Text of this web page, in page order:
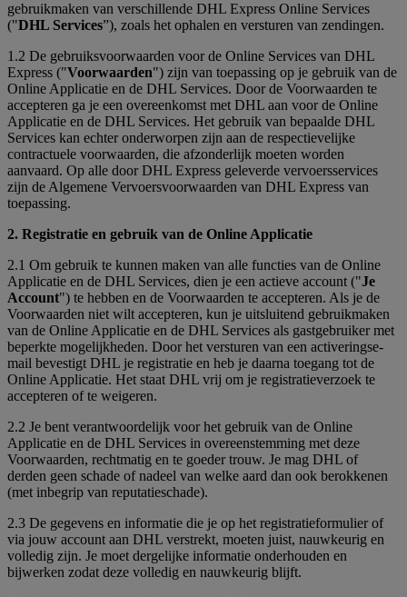
gebruikmaken van verschillende DHL Express Online Services
("DHL Services”), zoals het ophalen en versturen van zendingen.
1.2 De gebruiksvoorwaarden voor de Online Services van DHL
Express ("Voorwaarden") zijn van toepassing op je gebruik van de
Online Applicatie en de DHL Services. Door de Voorwaarden te
accepteren ga je een overeenkomst met DHL aan voor de Online
Applicatie en de DHL Services. Het gebruik van bepaalde DHL
Services kan echter onderworpen zijn aan de respectievelijke
contractuele voorwaarden, die afzonderlijk moeten worden
aanvaard. Op alle door DHL Express geleverde vervoersservices
zijn de Algemene Vervoersvoorwaarden van DHL Express van
toepassing.
2. Registratie en gebruik van de Online Applicatie
2.1 Om gebruik te kunnen maken van alle functies van de Online
Applicatie en de DHL Services, dien je een actieve account ("Je
Account") te hebben en de Voorwaarden te accepteren. Als je de
Voorwaarden niet wilt accepteren, kun je uitsluitend gebruikmaken
van de Online Applicatie en de DHL Services als gastgebruiker met
beperkte mogelijkheden. Door het versturen van een activeringse-
mail bevestigt DHL je registratie en heb je daarna toegang tot de
Online Applicatie. Het staat DHL vrij om je registratieverzoek te
accepteren of te weigeren.
2.2 Je bent verantwoordelijk voor het gebruik van de Online
Applicatie en de DHL Services in overeenstemming met deze
Voorwaarden, rechtmatig en te goeder trouw. Je mag DHL of
derden geen schade of nadeel van welke aard dan ook berokkenen
(met inbegrip van reputatieschade).
2.3 De gegevens en informatie die je op het registratieformulier of
via jouw account aan DHL verstrekt, moeten juist, nauwkeurig en
volledig zijn. Je moet dergelijke informatie onderhouden en
bijwerken zodat deze volledig en nauwkeurig blijft.